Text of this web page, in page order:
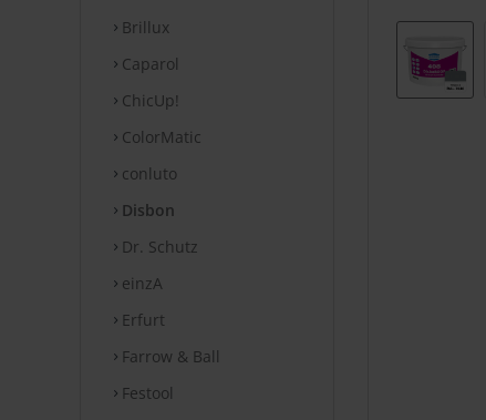
Brillux
Caparol
ChicUp!
ColorMatic
conluto
Disbon
Dr. Schutz
einzA
Erfurt
Farrow & Ball
Festool